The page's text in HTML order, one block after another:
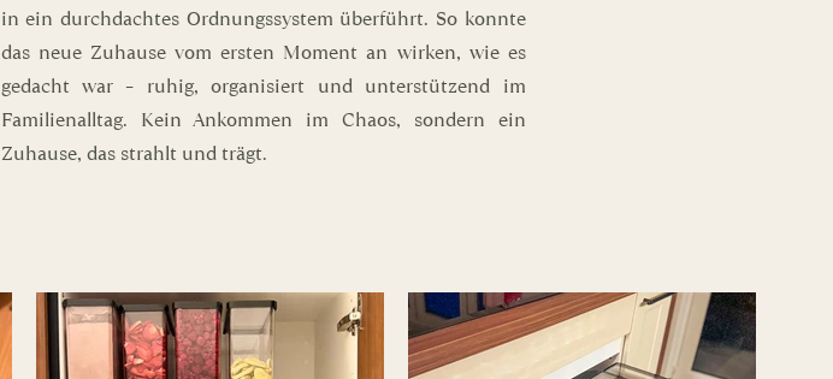
in ein durchdachtes Ordnungssystem überführt. So konnte
das neue Zuhause vom ersten Moment an wirken, wie es
gedacht war – ruhig, organisiert und unterstützend im
Familienalltag. Kein Ankommen im Chaos, sondern ein
Zuhause, das strahlt und trägt.